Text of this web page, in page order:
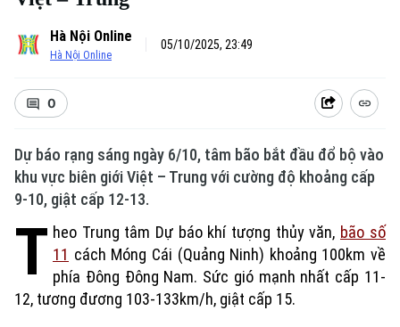
Hà Nội Online
Hà Nội Online
05/10/2025, 23:49
0
Dự báo rạng sáng ngày 6/10, tâm bão bắt đầu đổ bộ vào
khu vực biên giới Việt – Trung với cường độ khoảng cấp
9-10, giật cấp 12-13.
T heo Trung tâm Dự báo khí tượng thủy văn, bão số
11 cách Móng Cái (Quảng Ninh) khoảng 100km về
phía Đông Đông Nam. Sức gió mạnh nhất cấp 11-
12, tương đương 103-133km/h, giật cấp 15.